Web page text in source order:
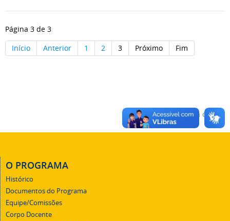
Página 3 de 3
Início
Anterior 1 2 3 Próximo Fim
Voltar para o topo
O PROGRAMA
Histórico
Documentos do Programa
Equipe/Comissões
Corpo Docente